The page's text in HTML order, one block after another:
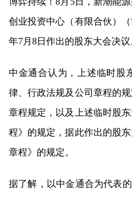
创业投资中心（有限合伙）
年7月8日作出的股东大会决议
中金通合认为，上述临时股
律、行政法规及公司章程的
章程规定，以及上述临时股
程》的规定，据此作出的股
章程》的规定。
据了解，以中金通合为代表